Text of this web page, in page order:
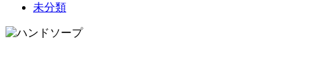
未分類